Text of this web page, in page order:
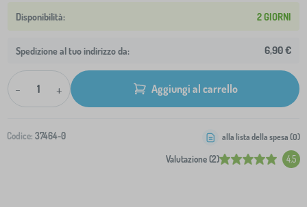
2 GIORNI
Spedizione al tuo indirizzo da: 6,90 €
- + Aggiungi al carrello
Codice: 37464-0
Valutazione (2) 4.5
alla lista della spesa (0)